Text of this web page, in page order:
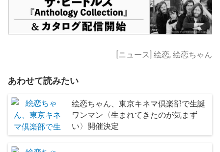
[ニュース] 絵恋, 絵恋ちゃん
あわせて読みたい
絵恋ちゃん、東京キネマ倶楽部で生誕
ワンマン〈生まれてきたのが気まず
い〉開催決定